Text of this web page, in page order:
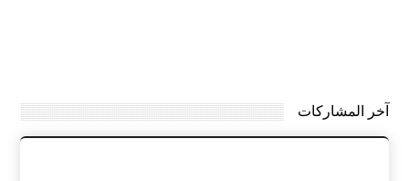
آخر المشاركات